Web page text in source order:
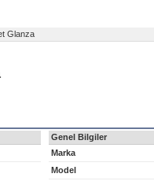
Glanza
Genel Bilgiler
Marka
Model